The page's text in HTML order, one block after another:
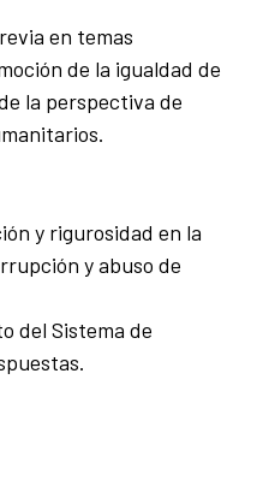
en temas
de la igualdad de
la perspectiva de
y rigurosidad en la
y abuso de
del Sistema de